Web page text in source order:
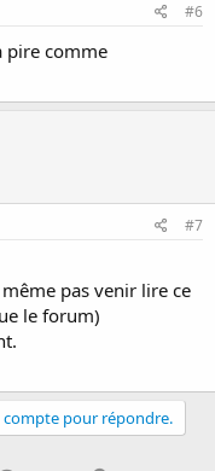
#6
pire comme
#7
pas venir lire ce
le forum)
compte pour répondre.